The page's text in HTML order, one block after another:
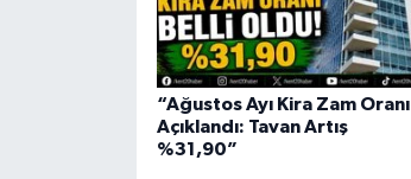
“Ağustos Ayı Kira Zam Oranı
Açıklandı: Tavan Artış
%31,90”